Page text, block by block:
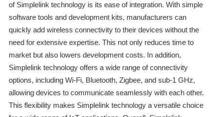
of Simplelink technology is its ease of integration. With simple
software tools and development kits, manufacturers can
quickly add wireless connectivity to their devices without the
need for extensive expertise. This not only reduces time to
market but also lowers development costs. In addition,
Simplelink technology offers a wide range of connectivity
options, including Wi-Fi, Bluetooth, Zigbee, and sub-1 GHz,
allowing devices to communicate seamlessly with each other.
This flexibility makes Simplelink technology a versatile choice